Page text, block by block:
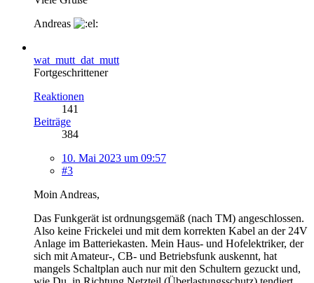
Andreas
wat_mutt_dat_mutt
Fortgeschrittener
Reaktionen
141
Beiträge
384
10. Mai 2023 um 09:57
#3
Moin Andreas,
Das Funkgerät ist ordnungsgemäß (nach TM) angeschlossen.
Also keine Frickelei und mit dem korrekten Kabel an der 24V
Anlage im Batteriekasten. Mein Haus- und Hofelektriker, der
sich mit Amateur-, CB- und Betriebsfunk auskennt, hat
mangels Schaltplan auch nur mit den Schultern gezuckt und,